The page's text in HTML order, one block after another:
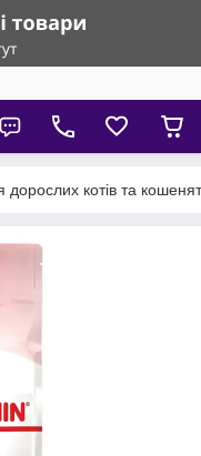
дорослих котів та кошенят